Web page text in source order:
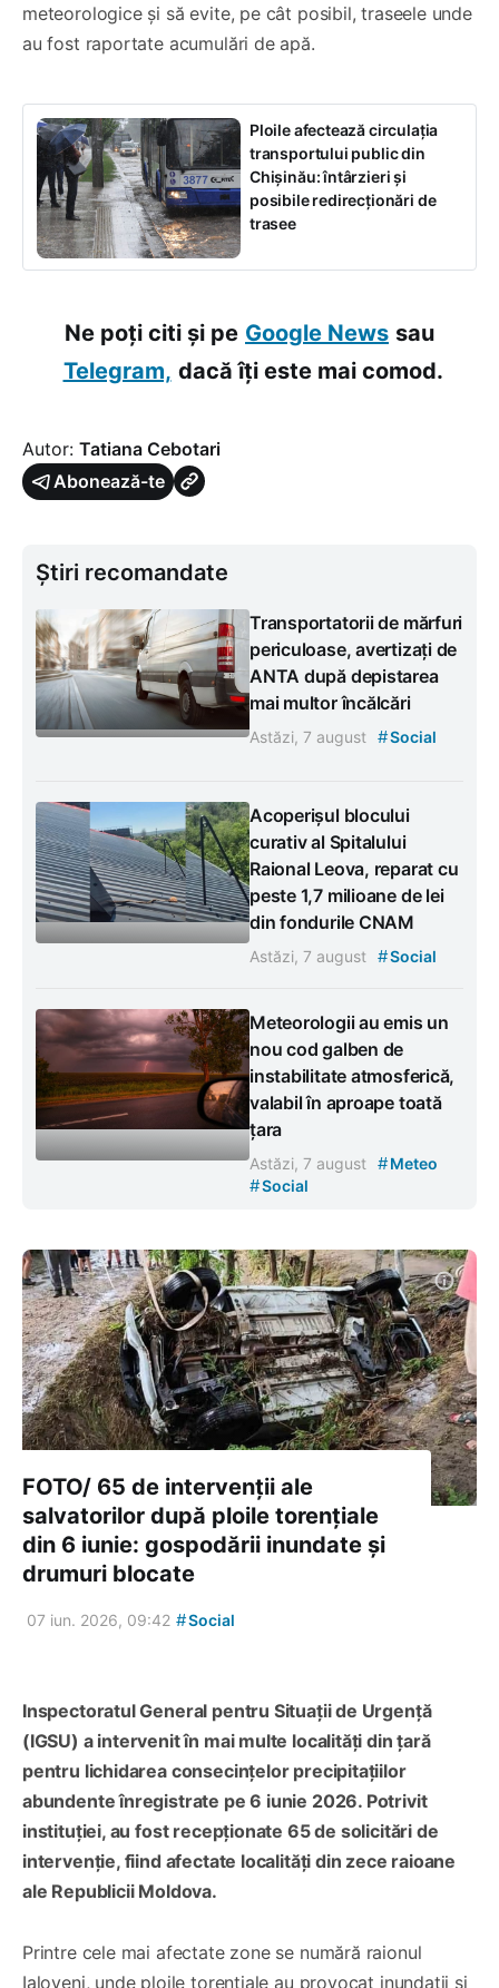
meteorologice și să evite, pe cât posibil, traseele unde
au fost raportate acumulări de apă.
Ploile afectează circulația
transportului public din
Chișinău: întârzieri și
posibile redirecționări de
trasee
Ne poți citi și pe Google News sau
Telegram, dacă îți este mai comod.
Autor: Tatiana Cebotari
Abonează-te
Știri recomandate
Transportatorii de mărfuri
periculoase, avertizați de
ANTA după depistarea
mai multor încălcări
Astăzi, 7 august #Social
Acoperișul blocului
curativ al Spitalului
Raional Leova, reparat cu
peste 1,7 milioane de lei
din fondurile CNAM
Astăzi, 7 august #Social
Meteorologii au emis un
nou cod galben de
instabilitate atmosferică,
valabil în aproape toată
țara
Astăzi, 7 august #Meteo
#Social
FOTO/ 65 de intervenții ale
salvatorilor după ploile torențiale
din 6 iunie: gospodării inundate și
drumuri blocate
07 iun. 2026, 09:42 #Social
Inspectoratul General pentru Situații de Urgență
(IGSU) a intervenit în mai multe localități din țară
pentru lichidarea consecințelor precipitațiilor
abundente înregistrate pe 6 iunie 2026. Potrivit
instituției, au fost recepționate 65 de solicitări de
intervenție, fiind afectate localități din zece raioane
ale Republicii Moldova.
Printre cele mai afectate zone se numără raionul
Ialoveni, unde ploile torențiale au provocat inundații și